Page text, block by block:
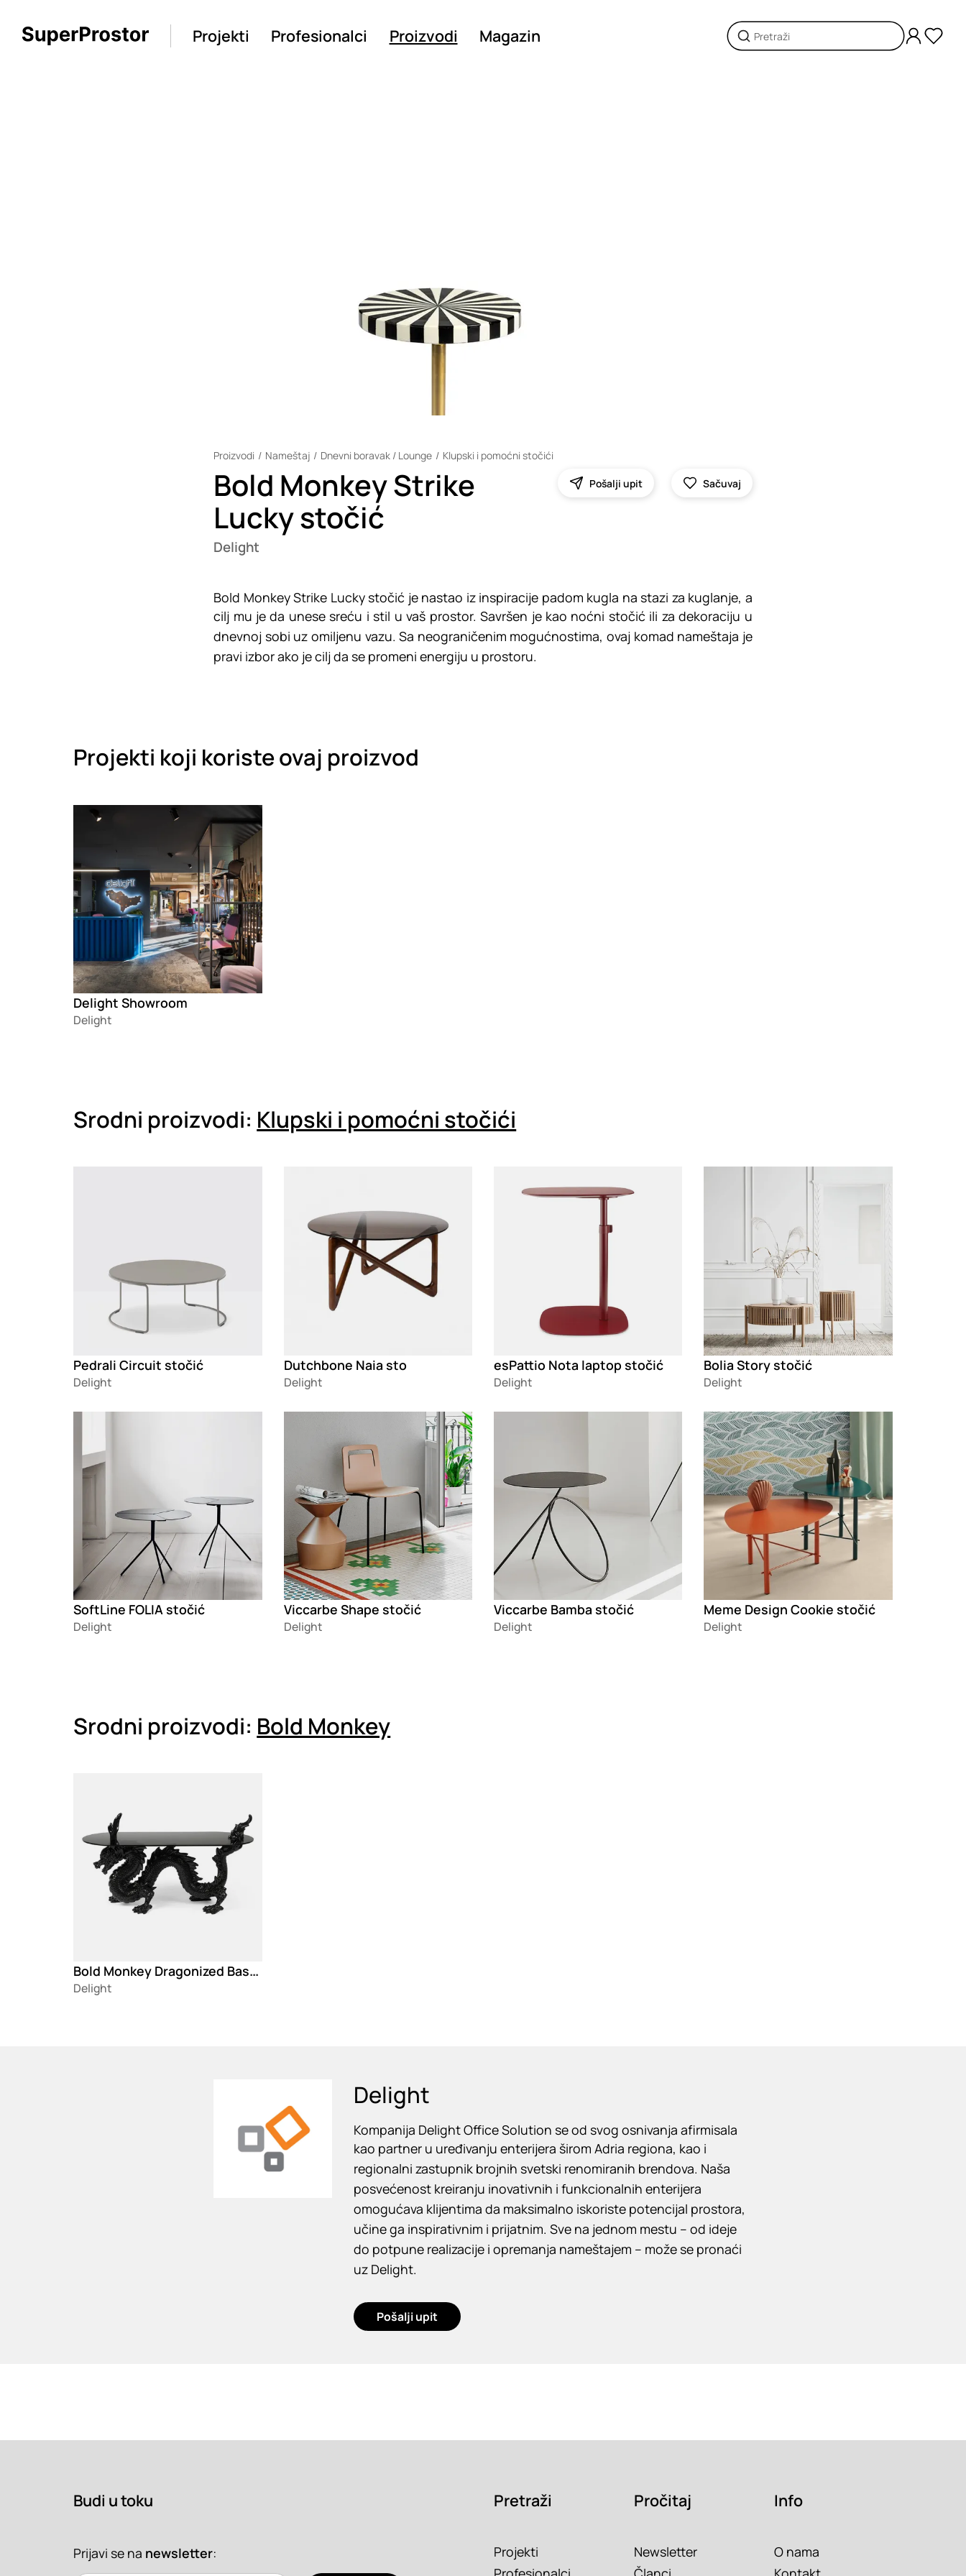
Projekti Profesionalci Proizvodi Magazin
Proizvodi Nameštaj Dnevni boravak / Lounge Klupski i pomoćni stočići
Bold Monkey Strike
Lucky stočić
Delight
Pošalji upit Sačuvaj
Bold Monkey Strike Lucky stočić je nastao iz inspiracije padom kugla na stazi za kuglanje, a
cilj mu je da unese sreću i stil u vaš prostor. Savršen je kao noćni stočić ili za dekoraciju u
dnevnoj sobi uz omiljenu vazu. Sa neograničenim mogućnostima, ovaj komad nameštaja je
pravi izbor ako je cilj da se promeni energiju u prostoru.
Projekti koji koriste ovaj proizvod
Loading
Delight Showroom
Delight
Srodni proizvodi: Klupski i pomoćni stočići
Pedrali Circuit stočić
Delight
Dutchbone Naia sto
Delight
esPattio Nota laptop stočić
Delight
Bolia Story stočić
Delight
SoftLine FOLIA stočić
Delight
Viccarbe Shape stočić
Delight
Viccarbe Bamba stočić
Delight
Loading
Meme Design Cookie stočić
Delight
Srodni proizvodi: Bold Monkey
Bold Monkey Dragonized Basterd klub stočić
Delight
Delight
Kompanija Delight Office Solution se od svog osnivanja afirmisala
kao partner u uređivanju enterijera širom Adria regiona, kao i
regionalni zastupnik brojnih svetski renomiranih brendova. Naša
posvećenost kreiranju inovativnih i funkcionalnih enterijera
omogućava klijentima da maksimalno iskoriste potencijal prostora,
učine ga inspirativnim i prijatnim. Sve na jednom mestu – od ideje
do potpune realizacije i opremanja nameštajem – može se pronaći
uz Delight.
Pošalji upit
Budi u toku
Prijavi se na newsletter:
Pretraži
Projekti
Pročitaj
Newsletter
Info
O nama